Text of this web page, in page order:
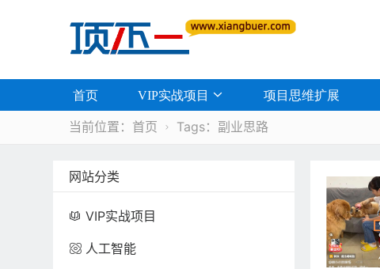
首页 VIP实战项目 项目思维扩展
当前位置： 首页  Tags：副业思路
网站分类
 VIP实战项目
 人工智能